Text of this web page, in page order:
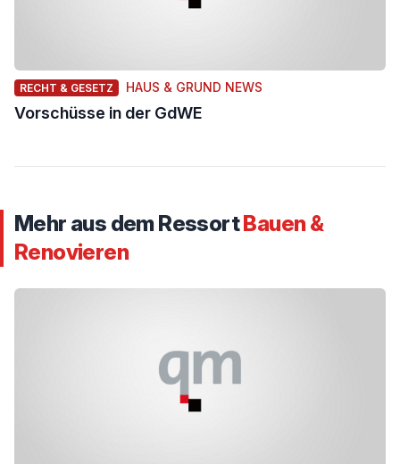
RECHT & GESETZ HAUS & GRUND NEWS
Vorschüsse in der GdWE
Mehr aus dem RessortBauen &
Renovieren